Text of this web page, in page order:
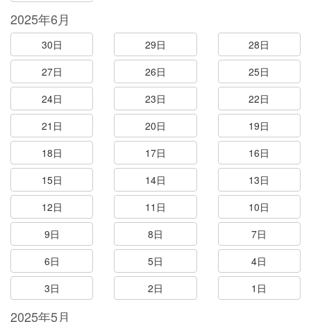
2025年6月
30日 29日
28日
27日
26日
25日
24日
23日
22日
21日
20日
19日
18日
17日
16日
15日
14日
13日
12日
11日
10日
9日
8日
7日
6日
5日
4日
3日
2日 1日
2025年5月